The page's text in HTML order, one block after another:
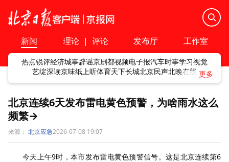
新闻 理论 | 评论 发布厅 工作室
热点锐评经济城事辟谣京剧都视频电子报汽车时事学习视觉
艺绽深读京味纸上听体育天下长城北京民声北晚在线
北京连续6天发布雷电黄色预警，为啥雨水这么
频繁→
来源： 北京应急2026-07-08 19:07
今天上午9时，本市发布雷电黄色预警信号。这是北京连续第6